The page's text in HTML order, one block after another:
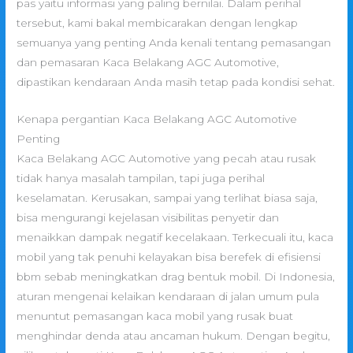
pas yaitu informasi yang paling bernilai. Dalam perihal
tersebut, kami bakal membicarakan dengan lengkap
semuanya yang penting Anda kenali tentang pemasangan
dan pemasaran Kaca Belakang AGC Automotive,
dipastikan kendaraan Anda masih tetap pada kondisi sehat.
Kenapa pergantian Kaca Belakang AGC Automotive
Penting
Kaca Belakang AGC Automotive yang pecah atau rusak
tidak hanya masalah tampilan, tapi juga perihal
keselamatan. Kerusakan, sampai yang terlihat biasa saja,
bisa mengurangi kejelasan visibilitas penyetir dan
menaikkan dampak negatif kecelakaan. Terkecuali itu, kaca
mobil yang tak penuhi kelayakan bisa berefek di efisiensi
bbm sebab meningkatkan drag bentuk mobil. Di Indonesia,
aturan mengenai kelaikan kendaraan di jalan umum pula
menuntut pemasangan kaca mobil yang rusak buat
menghindar denda atau ancaman hukum. Dengan begitu,